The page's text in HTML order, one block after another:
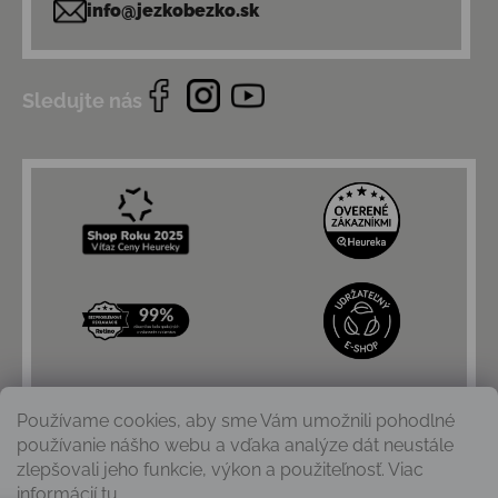
Používame cookies, aby sme Vám umožnili pohodlné
používanie nášho webu a vďaka analýze dát neustále
zlepšovali jeho funkcie, výkon a použiteľnosť. Viac
info@jezkobezko.sk
Sledujte nás